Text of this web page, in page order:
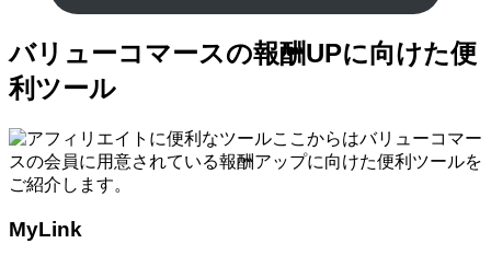
バリューコマースの報酬UPに向けた便
利ツール
ここからはバリューコマー
スの会員に用意されている報酬アップに向けた便利ツールを
ご紹介します。
MyLink